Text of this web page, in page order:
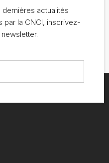
actualités
par la CNCI, inscrivez-